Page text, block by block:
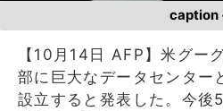
caption
【10月14日 AFP】米グー
部に巨大なデータセンター
設立すると発表した。今後